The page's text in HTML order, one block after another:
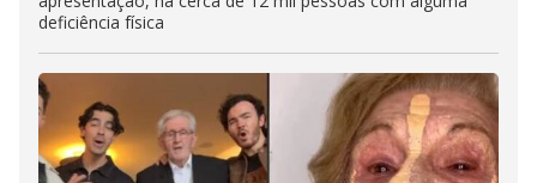
deficiência física